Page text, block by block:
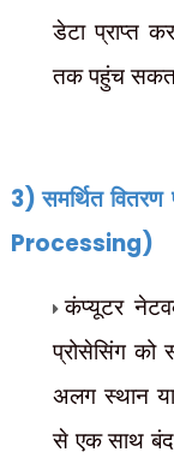
डेटा प्राप्त
तक पहुंच
3)समर्थित वितरण
Processing)
कंप्यूटर
प्रोसेसिंग
अलग स्थान
से एक साथ